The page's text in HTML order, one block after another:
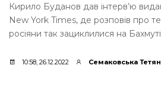
Кирило Буданов дав інтерв’ю
New York Times, де розповів про
росіяни так зациклилися на
10:58, 26.12.2022 Семаковська